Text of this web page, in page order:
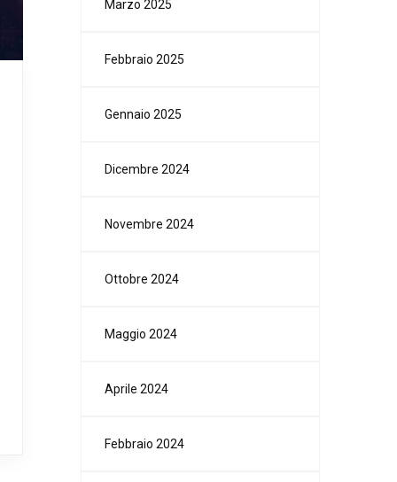
Marzo 2025
Febbraio 2025
Gennaio 2025
Dicembre 2024
Novembre 2024
Ottobre 2024
Maggio 2024
Aprile 2024
Febbraio 2024